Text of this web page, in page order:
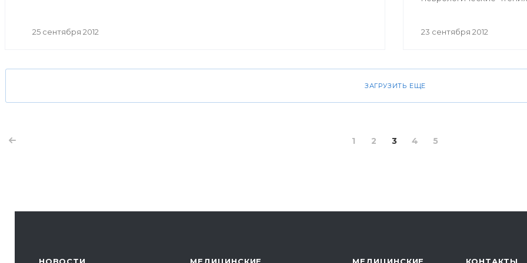
25 сентября 2012
образовательный
нейрореабилитация»
руководством
США доктор Синди
23 сентября 2012
ЗАГРУЗИТЬ ЕЩЕ
1 2 3 4 5